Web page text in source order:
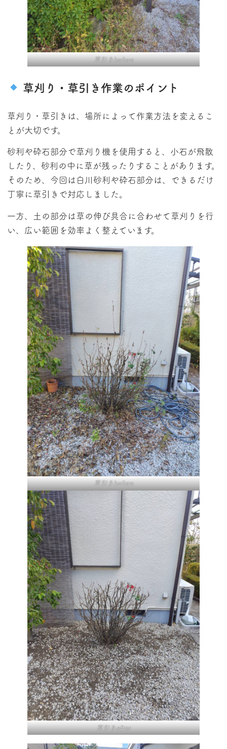
草引きbefore
草刈り・草引き作業のポイント
草刈り・草引きは、場所によって作業方法を変えるこ
とが大切です。
砂利や砕石部分で草刈り機を使用すると、小石が飛散
したり、砂利の中に草が残ったりすることがあります。
そのため、今回は白川砂利や砕石部分は、できるだけ
丁寧に草引きで対応しました。
一方、土の部分は草の伸び具合に合わせて草刈りを行
い、広い範囲を効率よく整えています。
草引きbefore
草引きafter